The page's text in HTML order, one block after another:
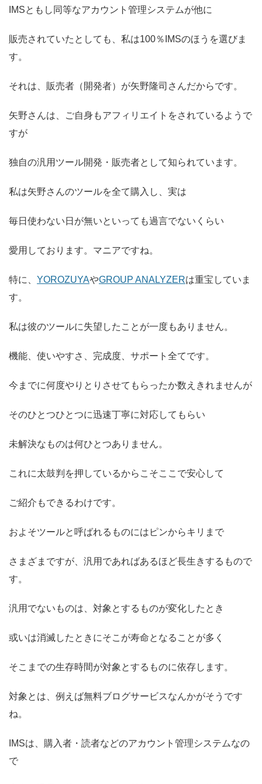
IMSともし同等なアカウント管理システムが他に
販売されていたとしても、私は100％IMSのほうを選びま
す。
それは、販売者（開発者）が矢野隆司さんだからです。
矢野さんは、ご自身もアフィリエイトをされているようで
すが
独自の汎用ツール開発・販売者として知られています。
私は矢野さんのツールを全て購入し、実は
毎日使わない日が無いといっても過言でないくらい
愛用しております。マニアですね。
特に、 YOROZUYAやGROUP ANALYZERは重宝していま
す。
私は彼のツールに失望したことが一度もありません。
機能、使いやすさ、完成度、サポート全てです。
今までに何度やりとりさせてもらったか数えきれませんが
そのひとつひとつに迅速丁寧に対応してもらい
未解決なものは何ひとつありません。
これに太鼓判を押しているからこそここで安心して
ご紹介もできるわけです。
およそツールと呼ばれるものにはピンからキリまで
さまざまですが、 汎用であればあるほど長生きするもので
す。
汎用でないものは、対象とするものが変化したとき
或いは消滅したときにそこが寿命となることが多く
そこまでの生存時間が対象とするものに依存します。
対象とは、例えば無料ブログサービスなんかがそうです
ね。
IMSは、購入者・読者などのアカウント管理システムなの
で